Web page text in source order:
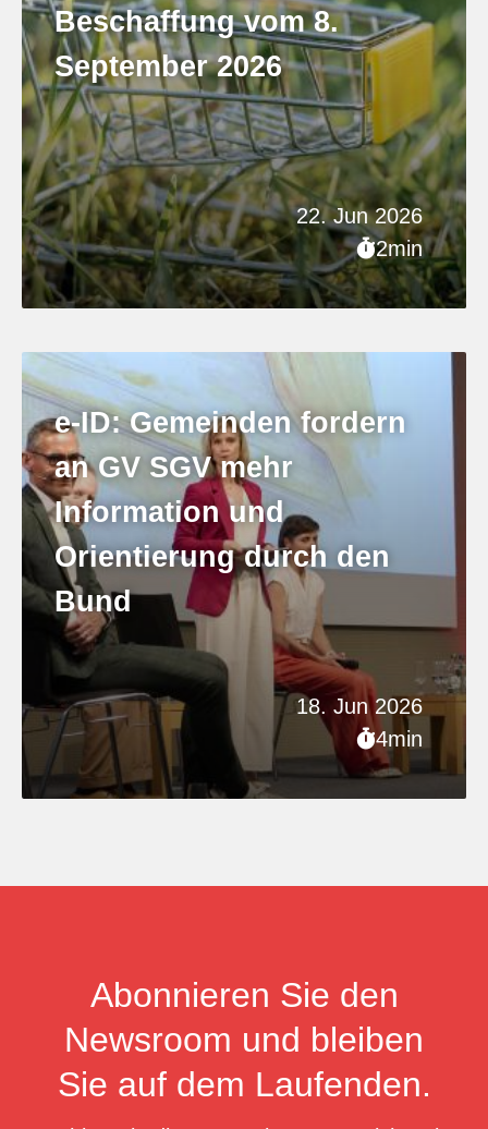
22. Jun 2026
2min
Beschaffung vom 8.
September 2026
18. Jun 2026
4min
e-ID: Gemeinden fordern
an GV SGV mehr
Information und
Orientierung durch den
Bund
Abonnieren Sie den
Newsroom und bleiben
Sie auf dem Laufenden.